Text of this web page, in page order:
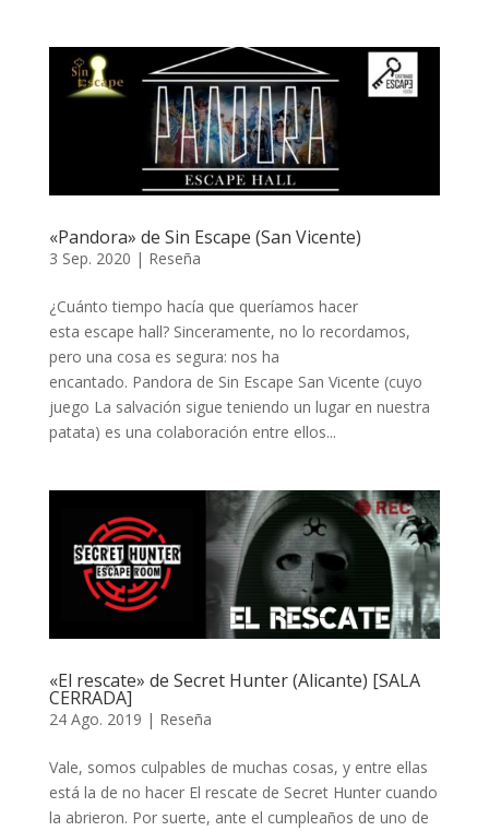
«Pandora» de Sin Escape (San Vicente)
3 Sep. 2020 | Reseña
¿Cuánto tiempo hacía que queríamos hacer
esta escape hall? Sinceramente, no lo recordamos,
pero una cosa es segura: nos ha
encantado. Pandora de Sin Escape San Vicente (cuyo
juego La salvación sigue teniendo un lugar en nuestra
patata) es una colaboración entre ellos...
«El rescate» de Secret Hunter (Alicante) [SALA
CERRADA]
24 Ago. 2019 | Reseña
Vale, somos culpables de muchas cosas, y entre ellas
está la de no hacer El rescate de Secret Hunter cuando
la abrieron. Por suerte, ante el cumpleaños de uno de